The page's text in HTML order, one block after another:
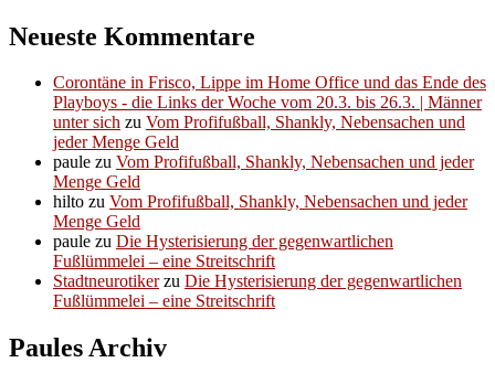
Neueste Kommentare
Corontäne in Frisco, Lippe im Home Office und das Ende des
Playboys - die Links der Woche vom 20.3. bis 26.3. | Männer
unter sich zu Vom Profifußball, Shankly, Nebensachen und
jeder Menge Geld
paule zu Vom Profifußball, Shankly, Nebensachen und jeder
Menge Geld
hilto zu Vom Profifußball, Shankly, Nebensachen und jeder
Menge Geld
paule zu Die Hysterisierung der gegenwartlichen
Fußlümmelei – eine Streitschrift
Stadtneurotikerzu Die Hysterisierung der gegenwartlichen
Fußlümmelei – eine Streitschrift
Paules Archiv